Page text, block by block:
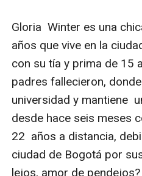
sufre maltrato psicológico
¿podría llegar a aguantar
amor? Esta es una historia
dos jóvenes, quienes ven el
perspectivas diferentes, el
una sorpresa donde se
Segunda entrega:
Roberto García un hombre
desde pequeño que tiene la